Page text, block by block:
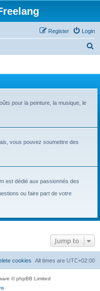
Login
Register
pour la peinture, la musique, le
vous pouvez soumettre des
est dédié aux passionnés des
ou faire part de votre
Jump to
All times are UTC+02:00
cookies
© phpBB Limited